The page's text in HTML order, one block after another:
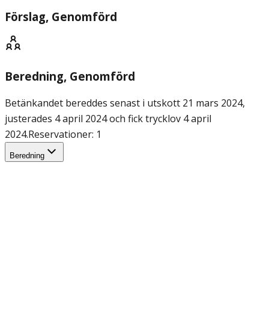
Förslag, Genomförd
Beredning, Genomförd
Betänkandet bereddes senast i utskott 21 mars 2024,
justerades 4 april 2024 och fick trycklov 4 april
2024.Reservationer: 1
Beredning